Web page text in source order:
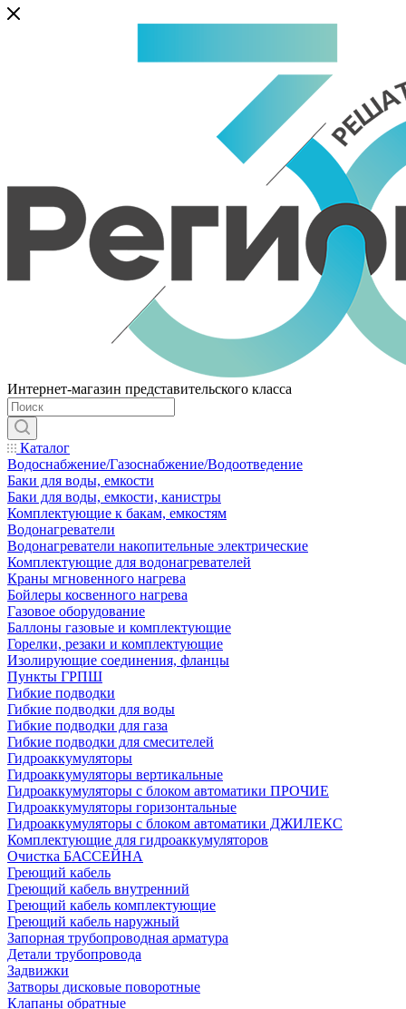
Интернет-магазин представительского класса
Каталог
Водоснабжение/Газоснабжение/Водоотведение
Баки для воды, емкости
Баки для воды, емкости, канистры
Комплектующие к бакам, емкостям
Водонагреватели
Водонагреватели накопительные электрические
Комплектующие для водонагревателей
Краны мгновенного нагрева
Бойлеры косвенного нагрева
Газовое оборудование
Баллоны газовые и комплектующие
Горелки, резаки и комплектующие
Изолирующие соединения, фланцы
Пункты ГРПШ
Гибкие подводки
Гибкие подводки для воды
Гибкие подводки для газа
Гибкие подводки для смесителей
Гидроаккумуляторы
Гидроаккумуляторы вертикальные
Гидроаккумуляторы с блоком автоматики ПРОЧИЕ
Гидроаккумуляторы горизонтальные
Гидроаккумуляторы с блоком автоматики ДЖИЛЕКС
Комплектующие для гидроаккумуляторов
Очистка БАССЕЙНА
Греющий кабель
Греющий кабель внутренний
Греющий кабель комплектующие
Греющий кабель наружный
Запорная трубопроводная арматура
Детали трубопровода
Задвижки
Затворы дисковые поворотные
Клапаны обратные